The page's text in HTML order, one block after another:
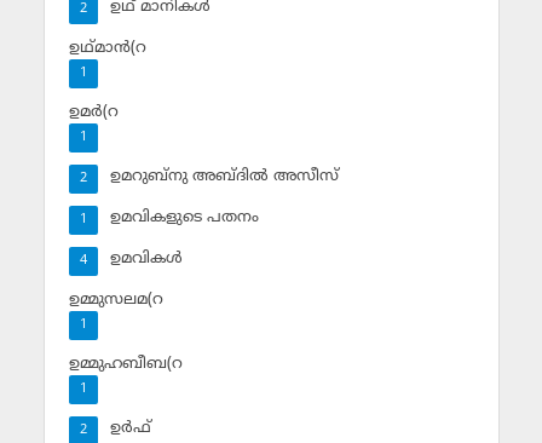
ഉഥ് മാനികള്‍
2
ഉഥ്മാന്‍(റ
1
ഉമര്‍(റ
1
ഉമറുബ്‌നു അബ്ദില്‍ അസീസ്‌
2
ഉമവികളുടെ പതനം
1
ഉമവികള്‍
4
ഉമ്മുസലമ(റ
1
ഉമ്മുഹബീബ(റ
1
ഉര്‍ഫ്
2